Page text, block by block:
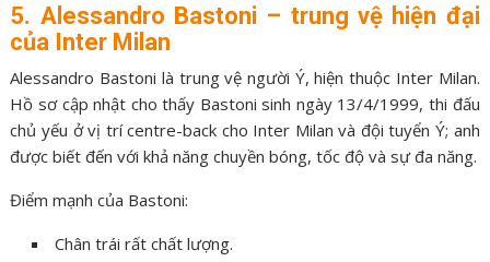
5. Alessandro Bastoni – trung vệ hiện đại
của Inter Milan
Alessandro Bastoni là trung vệ người Ý, hiện thuộc Inter Milan.
Hồ sơ cập nhật cho thấy Bastoni sinh ngày 13/4/1999, thi đấu
chủ yếu ở vị trí centre-back cho Inter Milan và đội tuyển Ý; anh
được biết đến với khả năng chuyền bóng, tốc độ và sự đa năng.
Điểm mạnh của Bastoni:
Chân trái rất chất lượng.